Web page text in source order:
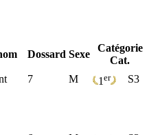
Dossard Sexe
Catégorie
Cat.
7 M 1 er S3